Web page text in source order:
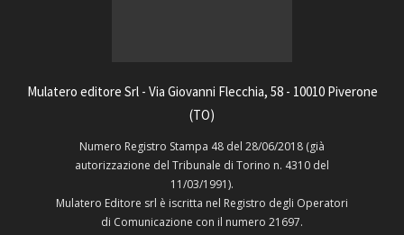
Mulatero editore Srl - Via Giovanni Flecchia, 58 - 10010 Piverone
(TO)
Numero Registro Stampa 48 del 28/06/2018 (già
autorizzazione del Tribunale di Torino n. 4310 del
11/03/1991).
Mulatero Editore srl è iscritta nel Registro degli Operatori
di Comunicazione con il numero 21697.